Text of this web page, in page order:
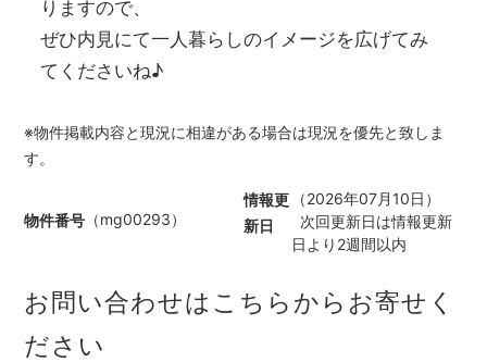
りますので、
ぜひ内見にて一人暮らしのイメージを広げてみ
てくださいね♪
※物件掲載内容と現況に相違がある場合は現況を優先と致しま
す。
物件番号 （mg00293）
情報更
新日
（2026年07月10日）
次回更新日は情報更新
日より2週間以内
お問い合わせはこちらからお寄せく
ださい